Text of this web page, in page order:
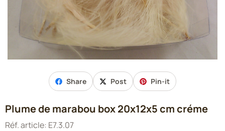
Share Post Pin-it
Plume de marabou box 20x12x5 cm créme
Réf. article: E7.3.07